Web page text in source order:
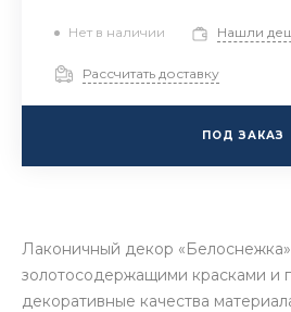
Нет в наличии Нашли
Рассчитать доставку
ПОД ЗАКАЗ
Лаконичный декор
золотосодержащими красками и
декоративные качества